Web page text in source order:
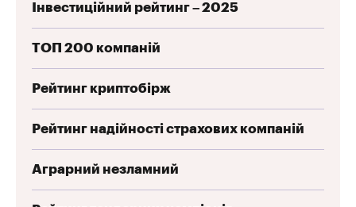
Інвестиційний рейтинг – 2025
ТОП 200 компаній
Рейтинг криптобірж
Рейтинг надійності страхових компаній
Аграрний незламний